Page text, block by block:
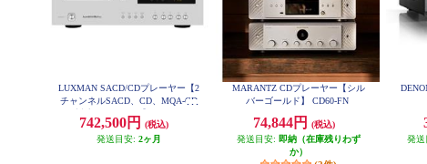
LUXMAN SACD/CDプレーヤー【2
チャンネルSACD、CD、MQA-CD
742,500円
(税込)
発送目安: 2ヶ月
MARANTZ CDプレーヤー【シル
バーゴールド】 CD60-FN
74,844円
(税込)
発送目安: 即納（在庫残りわず
か）
発送